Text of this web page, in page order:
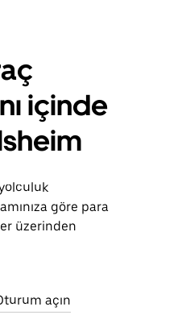
içinde
göre para
üzerinden
açın